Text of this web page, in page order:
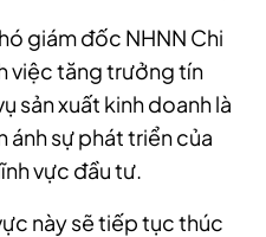
giám đốc NHNN Chi
việc tăng trưởng tín
sản xuất kinh doanh là
ánh sự phát triển của
vực đầu tư.
này sẽ tiếp tục thúc